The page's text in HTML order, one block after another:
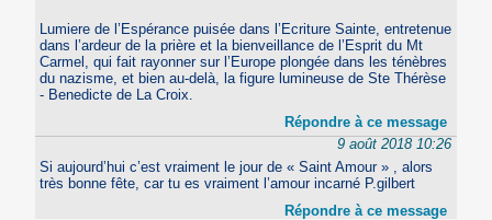
Lumiere de l’Espérance puisée dans l’Ecriture Sainte, entretenue
dans l’ardeur de la prière et la bienveillance de l’Esprit du Mt
Carmel, qui fait rayonner sur l’Europe plongée dans les ténèbres
du nazisme, et bien au-delà, la figure lumineuse de Ste Thérèse
- Benedicte de La Croix.
Répondre à ce message
9 août 2018 10:26
Si aujourd’hui c’est vraiment le jour de « Saint Amour » , alors
très bonne fête, car tu es vraiment l’amour incarné P.gilbert
Répondre à ce message